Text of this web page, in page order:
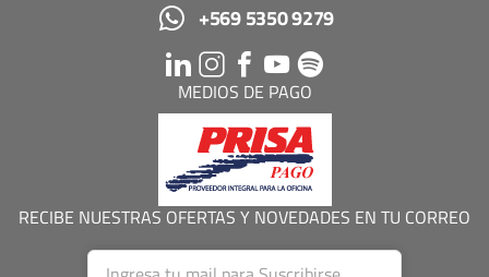
+569 5350 9279
MEDIOS DE PAGO
RECIBE NUESTRAS OFERTAS Y NOVEDADES EN TU CORREO